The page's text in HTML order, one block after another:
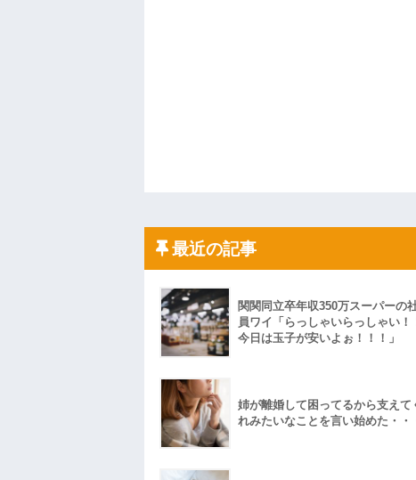
最近の記事
関関同立卒年収350万スーパーの
員ワイ「らっしゃいらっしゃい！
今日は玉子が安いよぉ！！！」
姉が離婚して困ってるから支えて
れみたいなことを言い始めた・・